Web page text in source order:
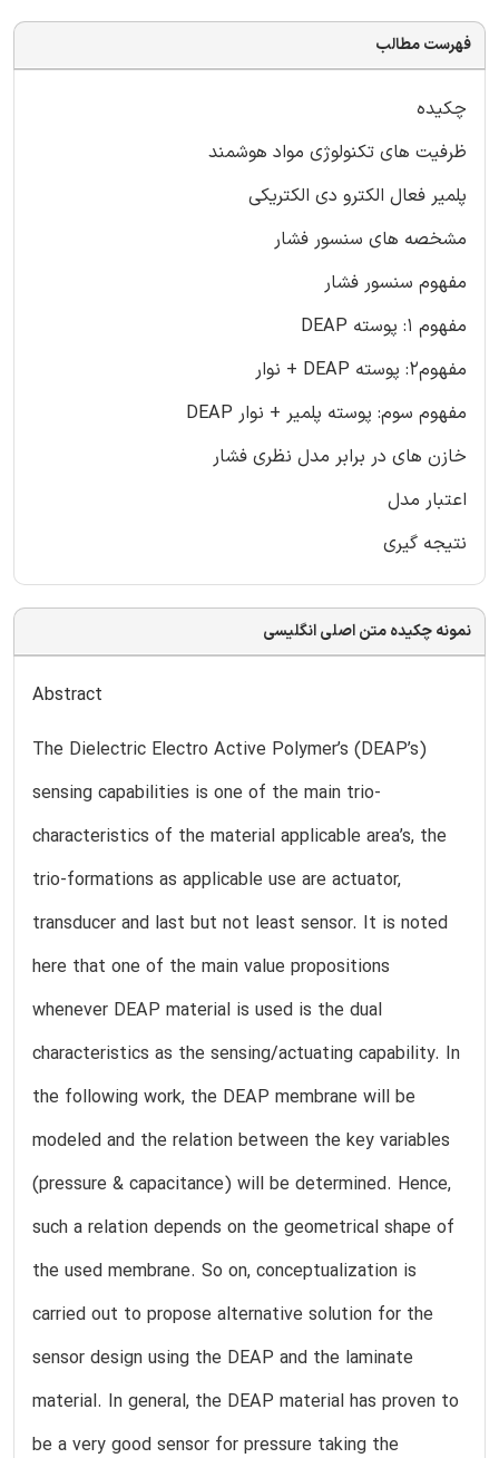
فهرست مطالب
چکیده
ظرفیت های تکنولوژی مواد هوشمند
پلمیر فعال الکترو دی الکتریکی
مشخصه های سنسور فشار
مفهوم سنسور فشار
مفهوم 1: پوسته DEAP
مفهوم2: پوسته DEAP + نوار
مفهوم سوم: پوسته پلمیر + نوار DEAP
خازن های در برابر مدل نظری فشار
اعتبار مدل
نتیجه گیری
نمونه چکیده متن اصلی انگلیسی
Abstract
The Dielectric Electro Active Polymer’s (DEAP’s)
sensing capabilities is one of the main trio-
characteristics of the material applicable area’s, the
trio-formations as applicable use are actuator,
transducer and last but not least sensor. It is noted
here that one of the main value propositions
whenever DEAP material is used is the dual
characteristics as the sensing/actuating capability. In
the following work, the DEAP membrane will be
modeled and the relation between the key variables
(pressure & capacitance) will be determined. Hence,
such a relation depends on the geometrical shape of
the used membrane. So on, conceptualization is
carried out to propose alternative solution for the
sensor design using the DEAP and the laminate
material. In general, the DEAP material has proven to
be a very good sensor for pressure taking the